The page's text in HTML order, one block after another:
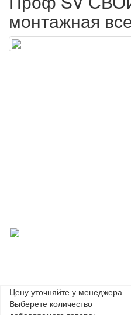
монтажная
Цену уточняйте у менеджера
Выберете количество